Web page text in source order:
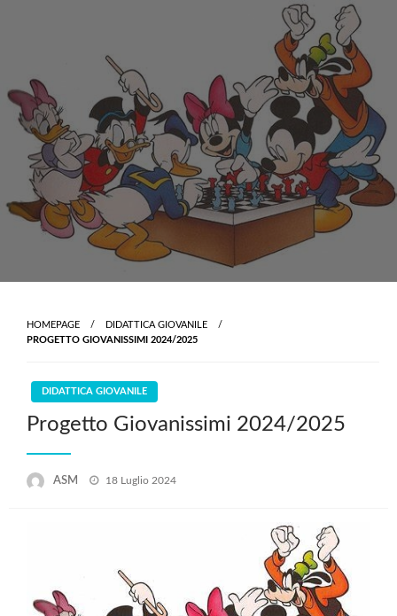
HOMEPAGE
DIDATTICA GIOVANILE
PROGETTO GIOVANISSIMI 2024/2025
DIDATTICA GIOVANILE
Progetto Giovanissimi 2024/2025
ASM
Posted
18 Luglio 2024